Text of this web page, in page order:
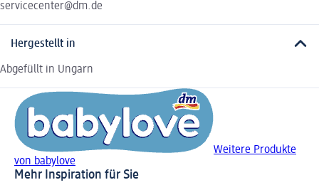
servicecenter@dm.de
Hergestellt in
Abgefüllt in Ungarn
Weitere Produkte
von babylove
Mehr Inspiration für Sie